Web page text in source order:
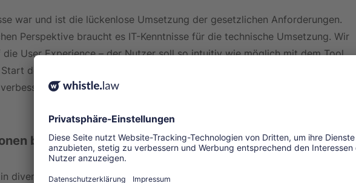
war und ist die lückenlose Umsetzung der gesetzlichen Anforderungen.
Perspektive braucht es IT-Kenntnisse für die technische Umsetzung. Wir
die User Experience – der Nutzer soll so intuitiv wie möglich mit dem Tool
des Entwicklungsprozesses im Sommer 2021 bis heute haben wir das
und neue Funktionalitäten eingeführt.
besitzt die Software?
diversen Sprachen entgegennehmen, diese im Unternehmen weiterleiten